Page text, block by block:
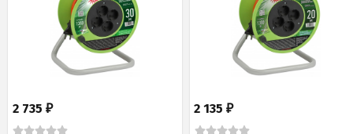
2 735 ₽ 2 135₽